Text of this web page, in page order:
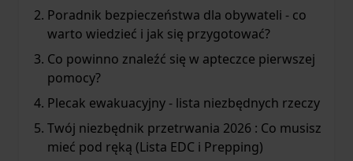
Poradnik bezpieczeństwa dla obywateli - co
warto wiedzieć i jak się przygotować?
Co powinno znaleźć się w apteczce pierwszej
pomocy?
Plecak ewakuacyjny - lista niezbędnych rzeczy
Twój niezbędnik przetrwania 2026 : Co musisz
mieć pod ręką (Lista EDC i Prepping)